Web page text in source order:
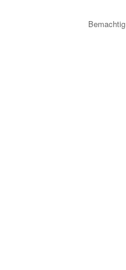
Bemachtig